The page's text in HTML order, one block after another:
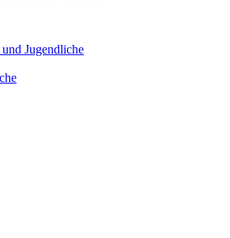
Jugendliche